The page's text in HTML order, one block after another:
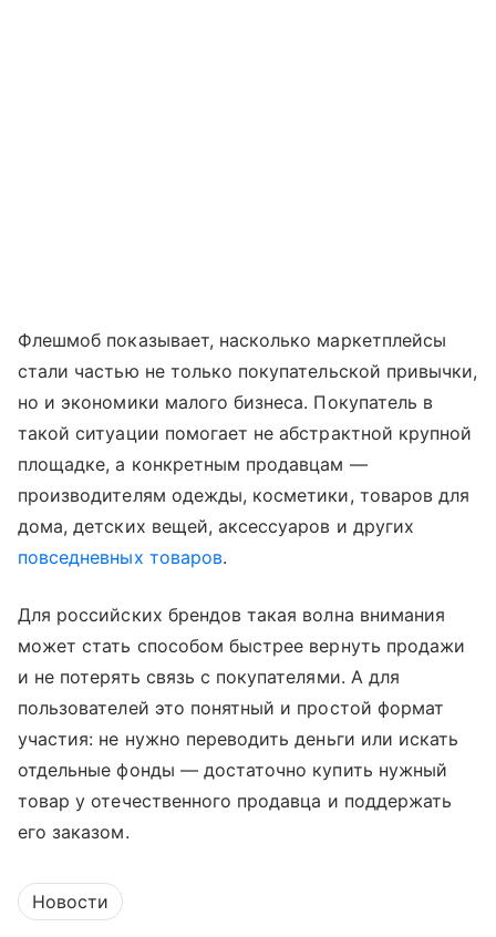
Флешмоб показывает, насколько маркетплейсы
стали частью не только покупательской привычки,
но и экономики малого бизнеса. Покупатель в
такой ситуации помогает не абстрактной крупной
площадке, а конкретным продавцам —
производителям одежды, косметики, товаров для
дома, детских вещей, аксессуаров и других
повседневных товаров.
Для российских брендов такая волна внимания
может стать способом быстрее вернуть продажи
и не потерять связь с покупателями. А для
пользователей это понятный и простой формат
участия: не нужно переводить деньги или искать
отдельные фонды — достаточно купить нужный
товар у отечественного продавца и поддержать
его заказом.
Новости